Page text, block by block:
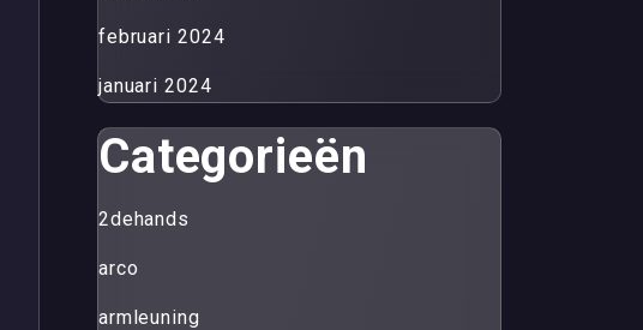
februari 2024
januari 2024
Categorieën
2dehands
arco
armleuning